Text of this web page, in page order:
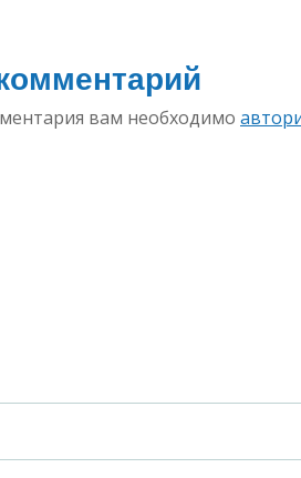
вам необходимо